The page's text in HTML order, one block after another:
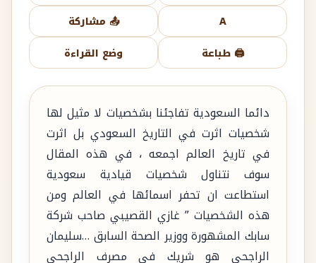
A
📤 مشاركة
🖨️ طباعة
وضع القراءة
دائما السعودية تفاجئنا بشخصيات لا مثيل لها
شخصيات اثرت في التاريخ السعودي بل اثرت
في تاريخ العالم اجمعه ، في هذه المقال
سوف نتناول شخصيات قيادية سعودية
استطاعت ان تحفر اسمائها في العالم ومن
هذه الشخصيات ” غازي القصيبي صاحب شركة
سابك المشهورة ووزير الصحة السابق …سليمان
الراجحى هو شريك في مصرف الراجحي